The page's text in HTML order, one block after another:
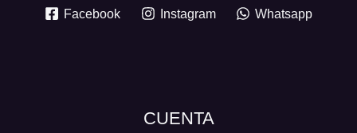
Facebook Instagram Whatsapp
CUENTA